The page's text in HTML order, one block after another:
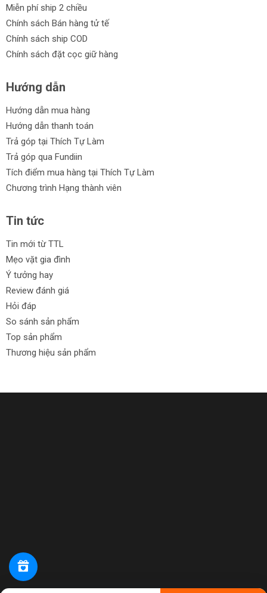
Miễn phí ship 2 chiều
Chính sách Bán hàng tử tế
Chính sách ship COD
Chính sách đặt cọc giữ hàng
Hướng dẫn
Hướng dẫn mua hàng
Hướng dẫn thanh toán
Trả góp tại Thích Tự Làm
Trả góp qua Fundiin
Tích điểm mua hàng tại Thích Tự Làm
Chương trình Hạng thành viên
Tin tức
Tin mới từ TTL
Mẹo vặt gia đình
Ý tưởng hay
Review đánh giá
Hỏi đáp
So sánh sản phẩm
Top sản phẩm
Thương hiệu sản phẩm